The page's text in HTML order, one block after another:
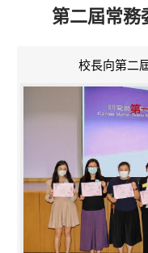
第二屆常
校長向第二